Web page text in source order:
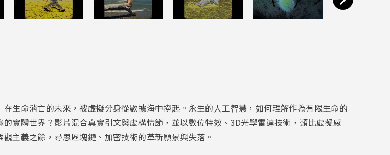
生命消亡的未來，被虛擬分身從數據海中撈起。永生的人工智慧，如何理解作為有限生命的
的實體世界？影片混合真實引文與虛構情節，並以數位特效、3D光學雷達技術，類比虛擬感
主義之餘，尋思區塊鏈、加密技術的革新願景與失落。